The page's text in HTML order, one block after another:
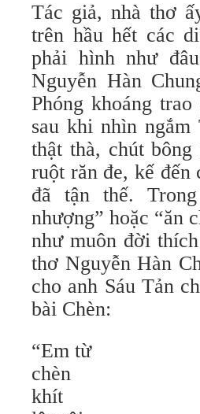
Tác giả, nhà thơ
trên hầu hết các
phải hình như
Nguyễn Hàn
Phóng khoáng
sau khi nhìn
thật thà, chút
ruột răn đe, kế
đã tận thế.
nhượng” hoặc “ăn
như muôn đời
thơ Nguyễn Hàn
cho anh Sáu Tản
bài Chèn:
“Em từ
chèn
khít